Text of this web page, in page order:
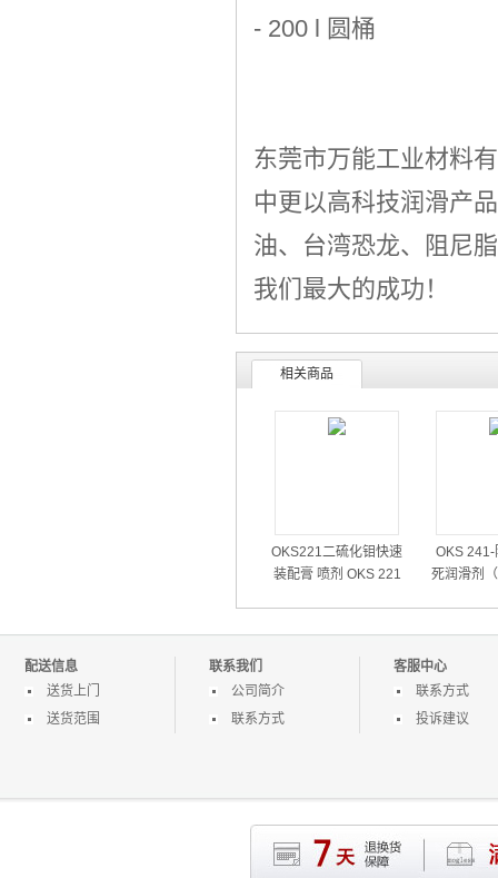
- 200 l 圆桶
东莞市万能工业材料
中更以高科技润滑产
油、 台湾恐龙、阻尼
我们最大的成功！
相关商品
OKS221二硫化钼快速
装配膏 喷剂 OKS 221
OKS 241-
死润滑剂
配送信息
送货上门
送货范围
联系我们
公司简介
联系方式
客服中心
联系方式
投诉建议